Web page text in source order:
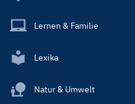
Lernen & Familie
Lexika
Natur & Umwelt